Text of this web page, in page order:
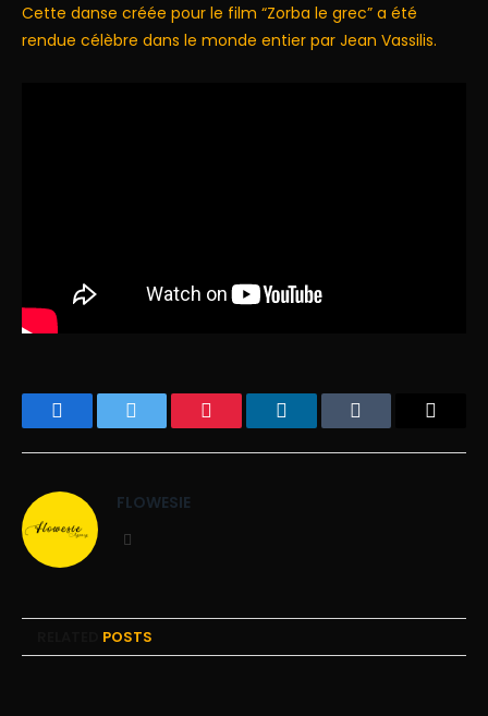
Cette danse créée pour le film “Zorba le grec” a été
rendue célèbre dans le monde entier par Jean Vassilis.
FacebookTwitter Pinterest LinkedInTumblr
FLOWESIE
POSTS